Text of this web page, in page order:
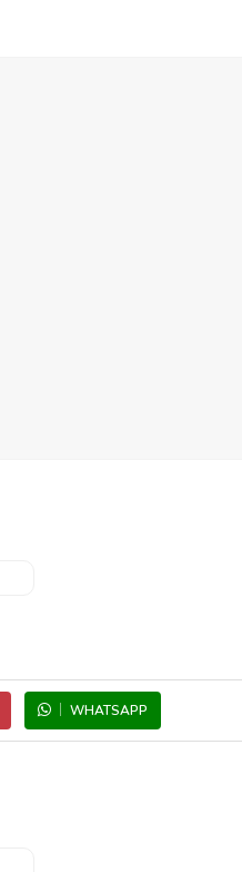
WHATSAPP